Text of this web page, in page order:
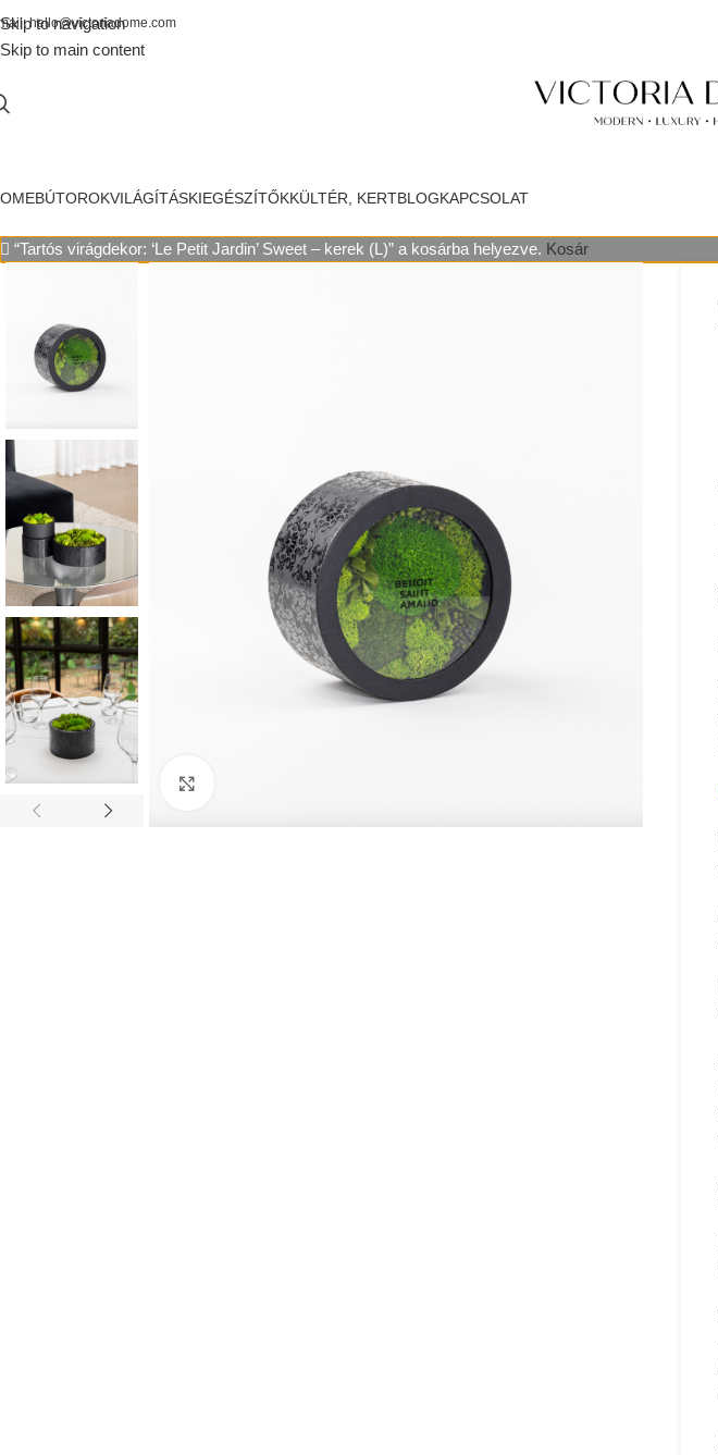
Skip to navigation
Skip to main content
hello@victoriadome.com
BÚTOROKVILÁGÍTÁSKIEGÉSZÍTŐKKÜLTÉR, KERTBLOGKAPCSOLAT
“Tartós virágdekor: ‘Le Petit Jardin’ Sweet – kerek (L)” a kosárba helyezve. Kosár